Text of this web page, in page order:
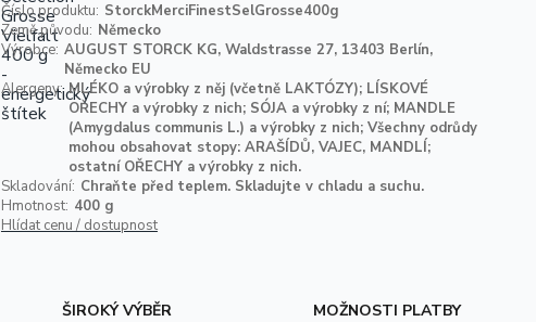
Číslo produktu: StorckMerciFinestSelGrosse400g
Země původu: Německo
Výrobce: AUGUST STORCK KG, Waldstrasse 27, 13403 Berlín,
Německo EU
Alergeny: MLÉKO a výrobky z něj (včetně LAKTÓZY); LÍSKOVÉ
OŘECHY a výrobky z nich; SÓJA a výrobky z ní; MANDLE
(Amygdalus communis L.) a výrobky z nich; Všechny odrůdy
mohou obsahovat stopy: ARAŠÍDŮ, VAJEC, MANDLÍ;
ostatní OŘECHY a výrobky z nich.
Skladování: Chraňte před teplem. Skladujte v chladu a suchu.
Hmotnost: 400 g
Hlídat cenu / dostupnost
ŠIROKÝ VÝBĚR
MOŽNOSTI PLATBY